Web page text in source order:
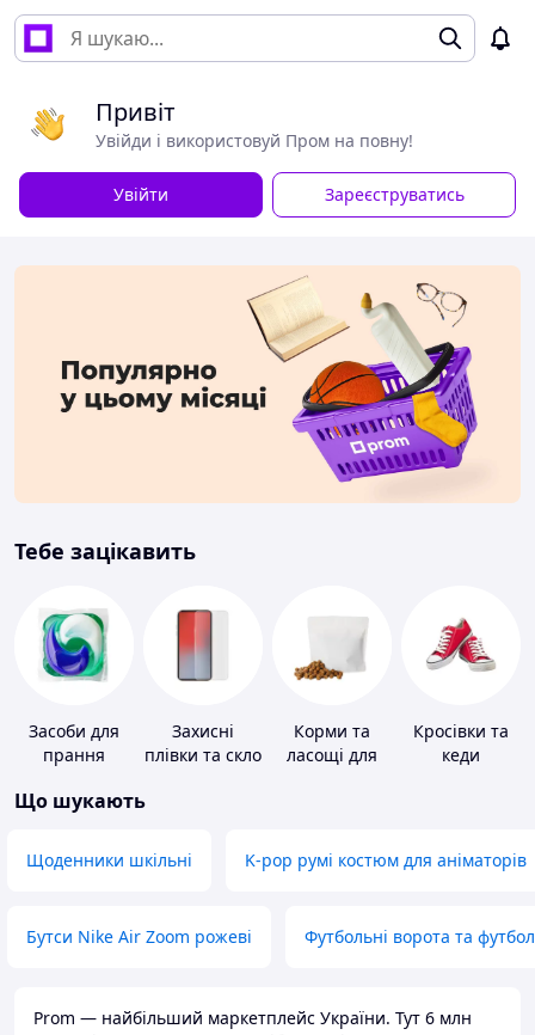
Привіт
Увійди і використовуй Пром на повну!
Увійти Зареєструватись
Тебе зацікавить
Засоби для
прання
Захисні
плівки та скло
Корми та
ласощі для
Кросівки та
кеди
Що шукають
Щоденники шкільні K-pop румі костюм для аніматорів
Бутси Nike Air Zoom рожеві Футбольні ворота та
Prom — найбільший маркетплейс України. Тут 6 млн